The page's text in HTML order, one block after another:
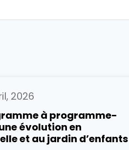
2026
à programme-
évolution en
et au jardin d’enfants